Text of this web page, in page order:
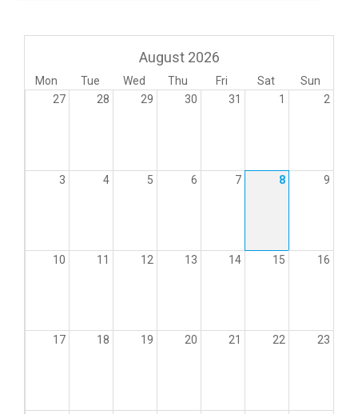
August 2026
Mon Tue Wed Thu Fri Sat
Sun
27
28 29 30 31 1 2
3 4 5 6 7 8 9
10 11 12 13 14 15 16
17 18 19 20 21 22 23